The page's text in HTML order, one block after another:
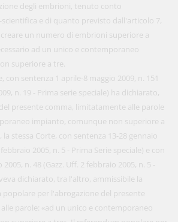
degli embrioni, tenuto conto
e di quanto previsto dall'articolo 7,
un numero di embrioni superiore a
ad un unico e contemporaneo
superiore a tre.
sentenza 1 aprile-8 maggio 2009, n. 151
n. 19 - Prima serie speciale) ha dichiarato,
presente comma, limitatamente alle parole
impianto, comunque non superiore a
stessa Corte, con sentenza 13-28 gennaio
2005, n. 5 - Prima Serie speciale) e con
n. 48 (Gazz. Uff. 2 febbraio 2005, n. 5 -
dichiarato, tra l'altro, ammissibile la
per l'abrogazione del presente
parole: «ad un unico e contemporaneo